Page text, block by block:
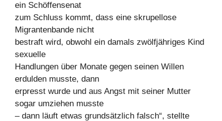
ein Schöffensenat
zum Schluss kommt, dass eine skrupellose
Migrantenbande nicht
bestraft wird, obwohl ein damals zwölfjähriges Kind
sexuelle
Handlungen über Monate gegen seinen Willen
erdulden musste, dann
erpresst wurde und aus Angst mit seiner Mutter
sogar umziehen musste
– dann läuft etwas grundsätzlich falsch“, stellte